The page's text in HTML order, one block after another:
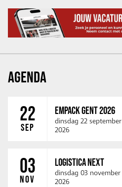
AGENDA
22
SEP
EMPACK GENT 2026
dinsdag 22 september
2026
03
NOV
LOGISTICA NEXT
dinsdag 03 november
2026